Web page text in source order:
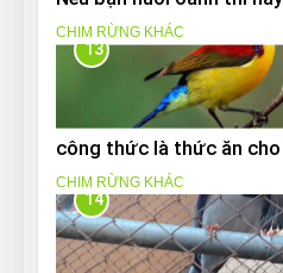
CHIM RỪNG KHÁC
13
công thức là thức ăn
CHIM RỪNG KHÁC
14